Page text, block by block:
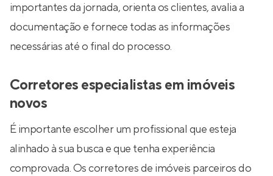
importantes da jornada, orienta os clientes, avalia a
documentação e fornece todas as informações
necessárias até o final do processo.
Corretores especialistas em imóveis
novos
É importante escolher um profissional que esteja
alinhado à sua busca e que tenha experiência
comprovada. Os corretores de imóveis parceiros do